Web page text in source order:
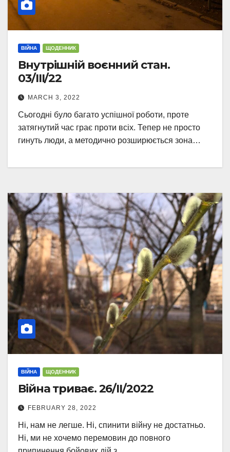
ВІЙНА ЩОДЕННИК
Внутрішній воєнний стан.
03/III/22
MARCH 3, 2022
Сьогодні було багато успішної роботи, проте
затягнутий час грає проти всіх. Тепер не просто
гинуть люди, а методично розширюється зона…
ВІЙНА ЩОДЕННИК
Війна триває. 26/II/2022
FEBRUARY 28, 2022
Ні, нам не легше. Ні, спинити війну не достатньо.
Ні, ми не хочемо перемовин до повного